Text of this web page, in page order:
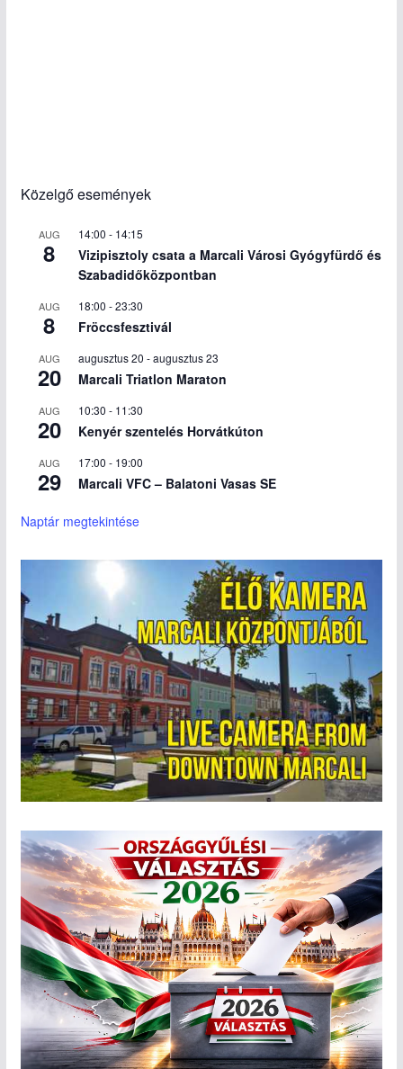
Közelgő események
AUG
8
14:00 - 14:15
Vizipisztoly csata a Marcali Városi Gyógyfürdő és
Szabadidőközpontban
AUG
8
18:00 -23:30
Fröccsfesztivál
AUG
20
augusztus 20 -augusztus 23
Marcali Triatlon Maraton
AUG
20
10:30 - 11:30
Kenyér szentelés Horvátkúton
AUG
29
17:00 - 19:00
Marcali VFC – Balatoni Vasas SE
Naptár megtekintése